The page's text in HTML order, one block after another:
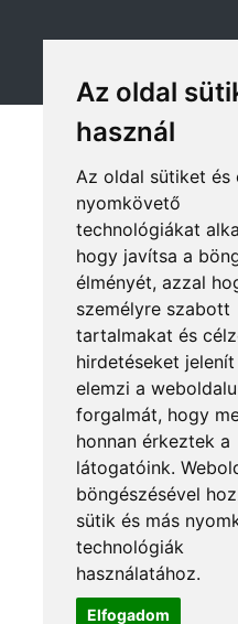
Az oldal
használ
Az oldal sütiket és
nyomkövető
technológiákat
hogy javítsa a
élményét, azzal
személyre szabott
tartalmakat és
hirdetéseket
elemzi a
forgalmát, hogy
honnan érkeztek a
látogatóink.
böngészésével
sütik és más
technológiák
használatához.
Elfogadom